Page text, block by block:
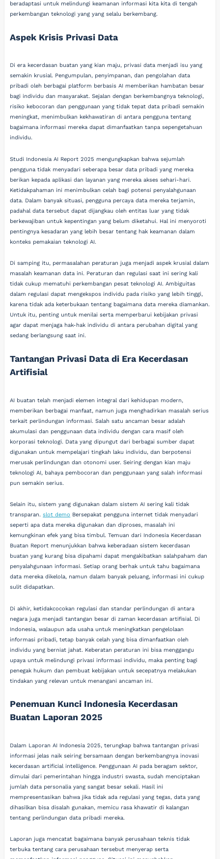
beradaptasi untuk melindungi keamanan informasi kita kita di tengah
perkembangan teknologi yang yang selalu berkembang.
Aspek Krisis Privasi Data
Di era kecerdasan buatan yang kian maju, privasi data menjadi isu yang
semakin krusial. Pengumpulan, penyimpanan, dan pengolahan data
pribadi oleh berbagai platform berbasis AI memberikan hambatan besar
bagi individu dan masyarakat. Sejalan dengan berkembangnya teknologi,
risiko kebocoran dan penggunaan yang tidak tepat data pribadi semakin
meningkat, menimbulkan kekhawatiran di antara pengguna tentang
bagaimana informasi mereka dapat dimanfaatkan tanpa sepengetahuan
individu.
Studi Indonesia AI Report 2025 mengungkapkan bahwa sejumlah
pengguna tidak menyadari seberapa besar data pribadi yang mereka
berikan kepada aplikasi dan layanan yang mereka akses sehari-hari.
Ketidakpahaman ini menimbulkan celah bagi potensi penyalahgunaan
data. Dalam banyak situasi, pengguna percaya data mereka terjamin,
padahal data tersebut dapat dijangkau oleh entitas luar yang tidak
berkewajiban untuk kepentingan yang belum diketahui. Hal ini menyoroti
pentingnya kesadaran yang lebih besar tentang hak keamanan dalam
konteks pemakaian teknologi AI.
Di samping itu, permasalahan peraturan juga menjadi aspek krusial dalam
masalah keamanan data ini. Peraturan dan regulasi saat ini sering kali
tidak cukup mematuhi perkembangan pesat teknologi AI. Ambiguitas
dalam regulasi dapat mengekspos individu pada risiko yang lebih tinggi,
karena tidak ada keterbukaan tentang bagaimana data mereka diamankan.
Untuk itu, penting untuk menilai serta memperbarui kebijakan privasi
agar dapat menjaga hak-hak individu di antara perubahan digital yang
sedang berlangsung saat ini.
Tantangan Privasi Data di Era Kecerdasan
Artifisial
AI buatan telah menjadi elemen integral dari kehidupan modern,
memberikan berbagai manfaat, namun juga menghadirkan masalah serius
terkait perlindungan informasi. Salah satu ancaman besar adalah
akumulasi dan penggunaan data individu dengan cara masif oleh
korporasi teknologi. Data yang dipungut dari berbagai sumber dapat
digunakan untuk mempelajari tingkah laku individu, dan berpotensi
merusak perlindungan dan otonomi user. Seiring dengan kian maju
teknologi AI, bahaya pembocoran dan penggunaan yang salah informasi
pun semakin serius.
Selain itu, sistem yang digunakan dalam sistem AI sering kali tidak
transparan.slot demo Bersepakat pengguna internet tidak menyadari
seperti apa data mereka digunakan dan diproses, masalah ini
kemungkinan efek yang bisa timbul. Temuan dari Indonesia Kecerdasan
Buatan Report menunjukkan bahwa keberadaan sistem kecerdasan
buatan yang kurang bisa dipahami dapat mengakibatkan salahpaham dan
penyalahgunaan informasi. Setiap orang berhak untuk tahu bagaimana
data mereka dikelola, namun dalam banyak peluang, informasi ini cukup
sulit didapatkan.
Di akhir, ketidakcocokan regulasi dan standar perlindungan di antara
negara juga menjadi tantangan besar di zaman kecerdasan artifisial. Di
Indonesia, walaupun ada usaha untuk meningkatkan pengelolaan
informasi pribadi, tetap banyak celah yang bisa dimanfaatkan oleh
individu yang berniat jahat. Keberatan peraturan ini bisa menggangu
upaya untuk melindungi privasi informasi individu, maka penting bagi
penegak hukum dan pembuat kebijakan untuk secepatnya melakukan
tindakan yang relevan untuk menangani ancaman ini.
Penemuan Kunci Indonesia Kecerdasan
Buatan Laporan 2025
Dalam Laporan AI Indonesia 2025, terungkap bahwa tantangan privasi
informasi jelas naik seiring bersamaan dengan berkembangnya inovasi
kecerdasan artificial intelligence. Penggunaan AI pada beragam sektor,
dimulai dari pemerintahan hingga industri swasta, sudah menciptakan
jumlah data personalia yang sangat besar sekali. Hasil ini
mempresentasikan bahwa jika tidak ada regulasi yang tegas, data yang
dihasilkan bisa disalah gunakan, memicu rasa khawatir di kalangan
tentang perlindungan data pribadi mereka.
Laporan juga mencatat bagaimana banyak perusahaan teknis tidak
terbuka tentang cara perusahaan tersebut menyerap serta